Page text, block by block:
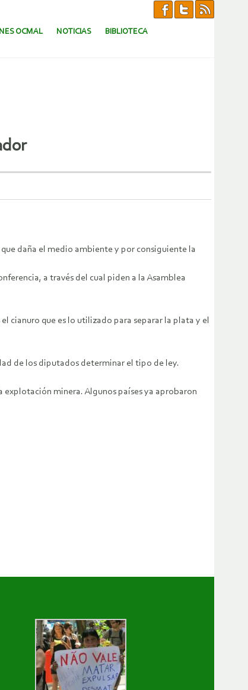
OCMAL NOTICIAS BIBLIOTECA
daña el medio ambiente y por consiguiente la
a través del cual piden a la Asamblea
cianuro que es lo utilizado para separar la plata y el
de los diputados determinar el tipo de ley.
minera. Algunos países ya aprobaron